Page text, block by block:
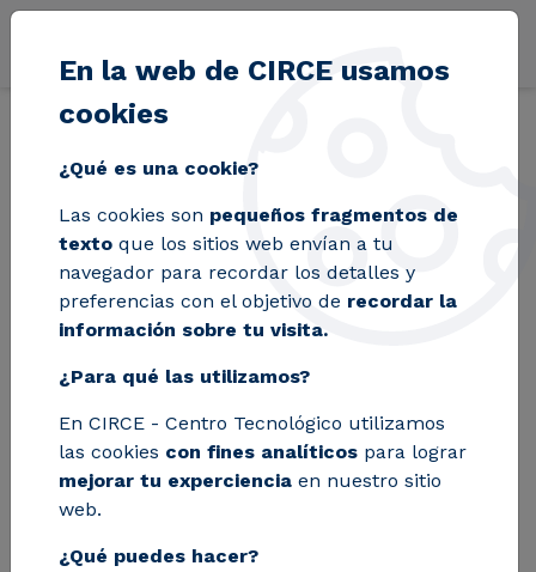
Pasar al contenido principal
Blog Monzón mide su huella de carbono con el apoyo
Monzón mide su
huella de carbono
con el apoyo de
CIRCE para avanzar
hacia la neutralidad
climática
En la web de CIRCE usamos
cookies
¿Qué es una cookie?
Las cookies son pequeños fragmentos de
texto que los sitios web envían a tu
navegador para recordar los detalles y
preferencias con el objetivo de recordar la
información sobre tu visita.
¿Para qué las utilizamos?
En CIRCE - Centro Tecnológico utilizamos
las cookies con fines analíticos para lograr
mejorar tu experciencia en nuestro sitio
web.
¿Qué puedes hacer?